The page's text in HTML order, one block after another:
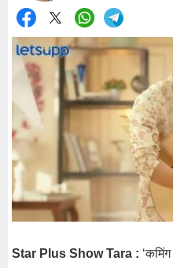
Star Plus Show Tara :